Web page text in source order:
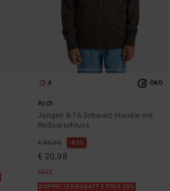
4 ÖKO
Arch
Jungen 8-16 Schwarz Hoodie mit
Reißverschluss
€ 55,95 63%
€ 20,98
SALE
DOPPELTER RABATT EXTRA 25%